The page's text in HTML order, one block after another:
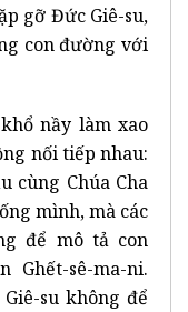
gỡ Đức Giê-su,
con đường với
nầy làm xao
nối tiếp nhau:
cùng Chúa Cha
mình, mà các
để mô tả con
sê-ma-ni.
su không để